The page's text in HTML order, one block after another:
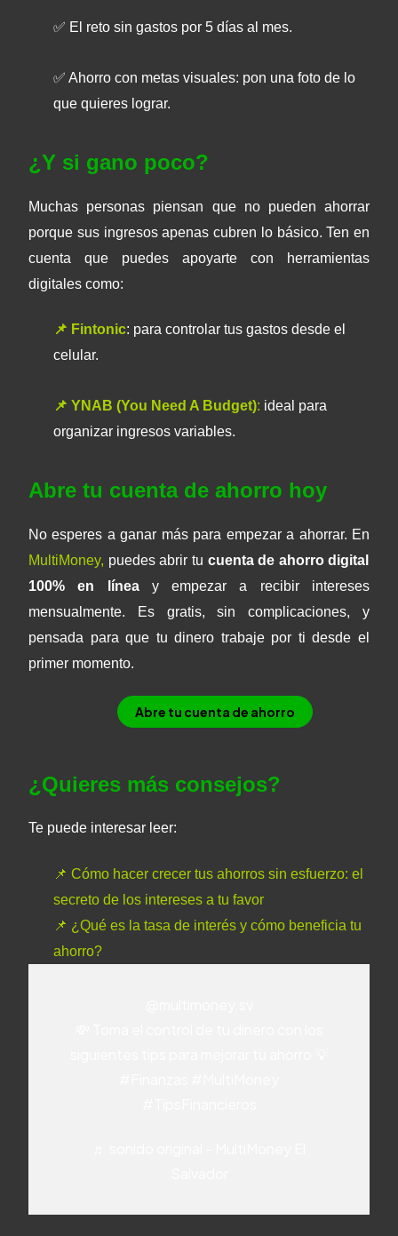
✅ El reto sin gastos por 5 días al mes.
✅ Ahorro con metas visuales: pon una foto de lo
que quieres lograr.
¿Y si gano poco?
Muchas personas piensan que no pueden ahorrar
porque sus ingresos apenas cubren lo básico. Ten en
cuenta que puedes apoyarte con herramientas
digitales como:
📌 Fintonic: para controlar tus gastos desde el
celular.
📌 YNAB (You Need A Budget): ideal para
organizar ingresos variables.
Abre tu cuenta de ahorro hoy
No esperes a ganar más para empezar a ahorrar. En
MultiMoney, puedes abrir tu cuenta de ahorro digital
100% en líneay empezar a recibir intereses
mensualmente. Es gratis, sin complicaciones, y
pensada para que tu dinero trabaje por ti desde el
primer momento.
Abre tu cuenta de ahorro
¿Quieres más consejos?
Te puede interesar leer:
📌 Cómo hacer crecer tus ahorros sin esfuerzo: el
secreto de los intereses a tu favor
📌 ¿Qué es la tasa de interés y cómo beneficia tu
ahorro?